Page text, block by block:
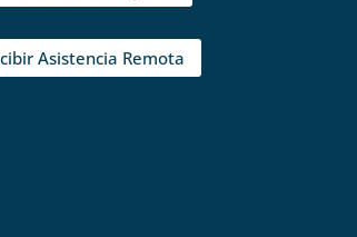
Asistencia Remota